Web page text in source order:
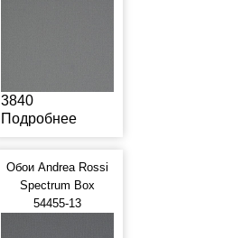
3840
Подробнее
Обои Andrea Rossi
Spectrum Box
54455-13